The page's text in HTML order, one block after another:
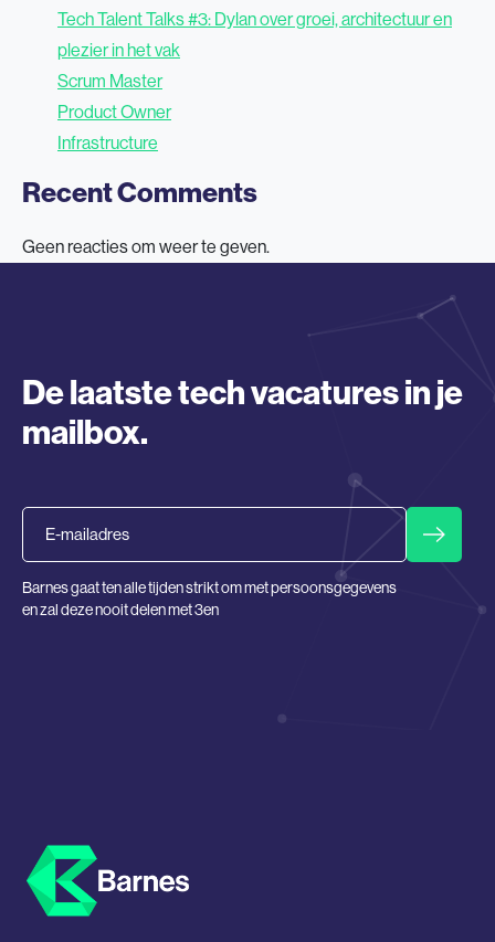
Tech Talent Talks #3: Dylan over groei, architectuur en
plezier in het vak
Scrum Master
Product Owner
Infrastructure
Recent Comments
Geen reacties om weer te geven.
De laatste tech vacatures in je
mailbox.
Barnes gaat ten alle tijden strikt om met persoonsgegevens
en zal deze nooit delen met 3en